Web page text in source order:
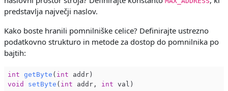
predstavlja največji naslov.
Kako boste hranili pomnilniške celice? Definirajte ustrezno
podatkovno strukturo in metode za dostop do pomnilnika po
bajtih:
int getByte ( int addr)
void
setByte ( int addr, int val)